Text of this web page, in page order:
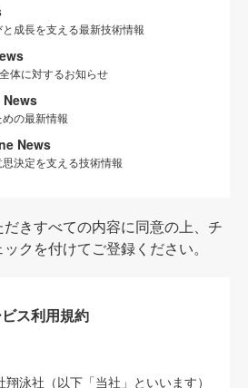
成長を支える最新技術情報
体に対するお知らせ
の最新情報
News
決定を支える技術情報
きすべての内容に同意の上、チ
クを付けてご登録ください。
ス利用規約
泳社（以下「当社」といいます）